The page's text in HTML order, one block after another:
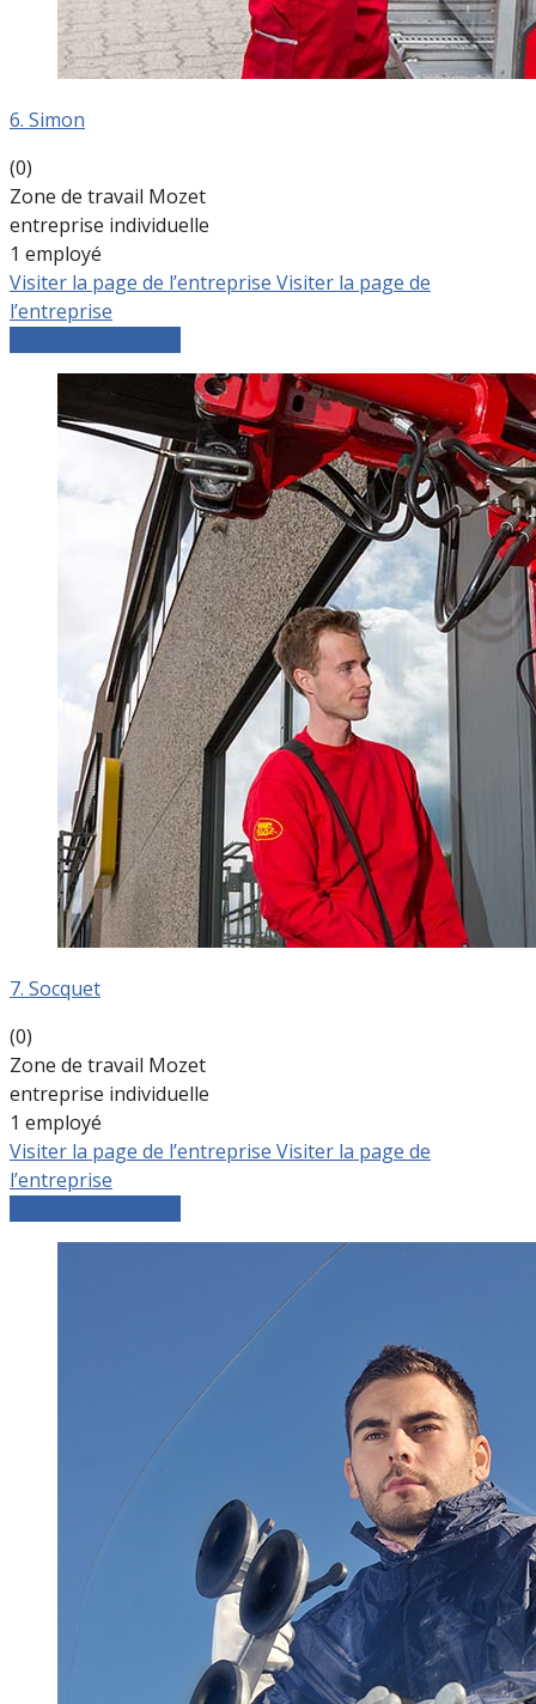
6. Simon
(0)
Zone de travail Mozet
entreprise individuelle
1 employé
Visiter la page de l’entreprise Visiter la page de
l’entreprise
7. Socquet
(0)
Zone de travail Mozet
entreprise individuelle
1 employé
Visiter la page de l’entreprise Visiter la page de
l’entreprise